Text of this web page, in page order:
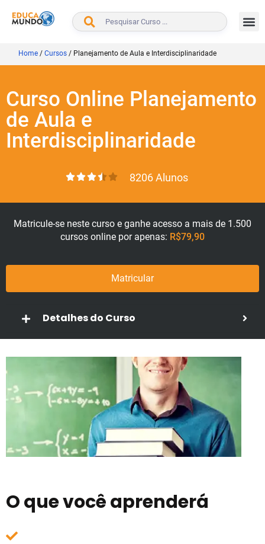
BUSCAR
Home / Cursos / Planejamento de Aula e Interdisciplinaridade
Curso Online Planejamento
de Aula e
Interdisciplinaridade
8206 Alunos
Matricule-se neste curso e ganhe acesso a mais de 1.500
cursos online por apenas: R$79,90
Matricular
Detalhes do Curso
O que você aprenderá